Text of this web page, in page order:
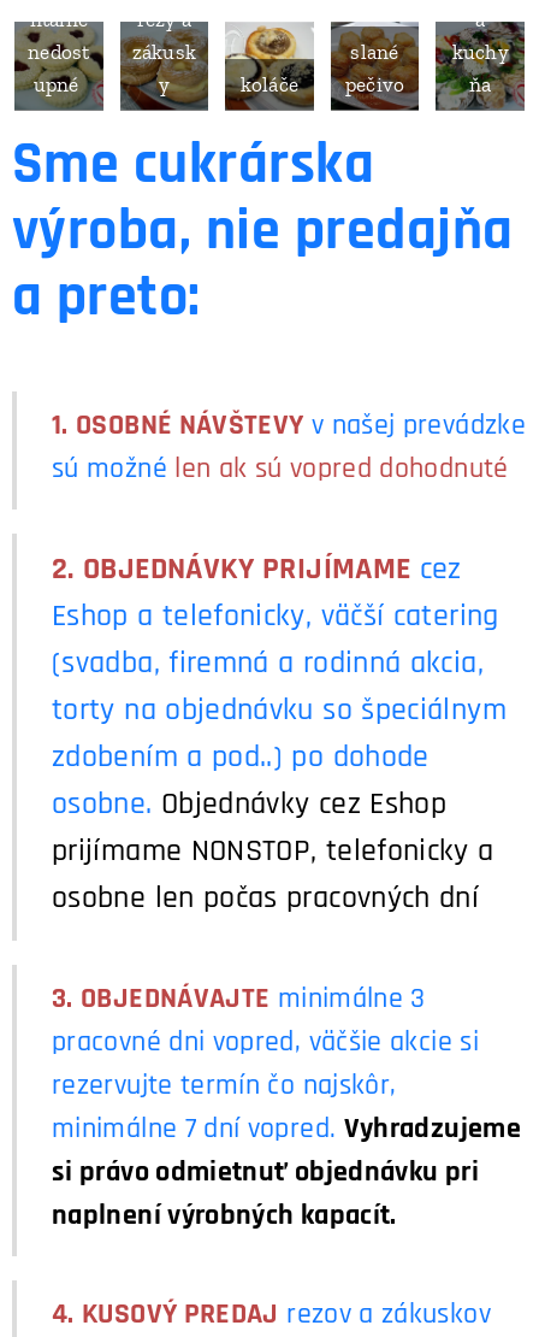
ntálne
nedost
upné
rezy a
zákusk
y
koláče
slané
pečivo
á
kuchy
ňa
Sme cukrárska
výroba, nie predajňa
a preto:
1. OSOBNÉ NÁVŠTEVY v našej prevádzke
sú možné len ak sú vopred dohodnuté
2. OBJEDNÁVKY PRIJÍMAME cez
Eshop a telefonicky, väčší catering
(svadba, firemná a rodinná akcia,
torty na objednávku so špeciálnym
zdobením a pod..) po dohode
osobne. Objednávky cez Eshop
prijímame NONSTOP, telefonicky a
osobne len počas pracovných dní
3. OBJEDNÁVAJTE minimálne 3
pracovné dni vopred, väčšie akcie si
rezervujte termín čo najskôr,
minimálne 7 dní vopred. Vyhradzujeme
si právo odmietnuť objednávku pri
naplnení výrobných kapacít.
4. KUSOVÝ PREDAJ rezov a zákuskov